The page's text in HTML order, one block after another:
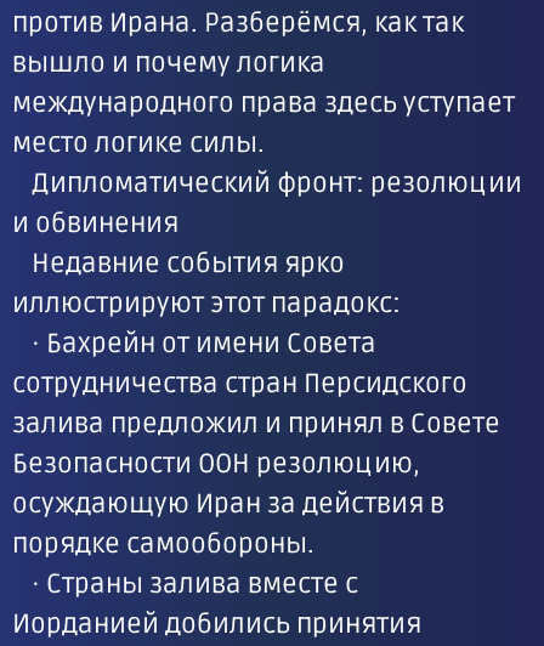
против Ирана. Разберёмся, как так
вышло и почему логика
международного права здесь уступает
место логике силы.
Дипломатический фронт: резолюции
и обвинения
Недавние события ярко
иллюстрируют этот парадокс:
· Бахрейн от имени Совета
сотрудничества стран Персидского
залива предложил и принял в Совете
Безопасности ООН резолюцию,
осуждающую Иран за действия в
порядке самообороны.
· Страны залива вместе с
Иорданией добились принятия